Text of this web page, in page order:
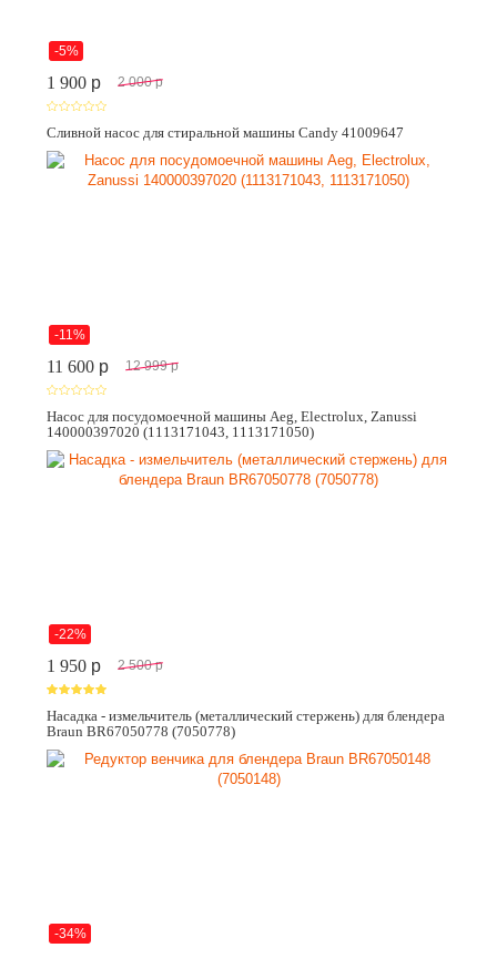
-5%
1 900 p 2 000 p
Сливной насос для стиральной машины Candy 41009647
-11%
11 600 p 12 999 p
Насос для посудомоечной машины Aeg, Electrolux, Zanussi
140000397020 (1113171043, 1113171050)
-22%
1 950 p 2 500 p
Насадка - измельчитель (металлический стержень) для блендера
Braun BR67050778 (7050778)
-34%